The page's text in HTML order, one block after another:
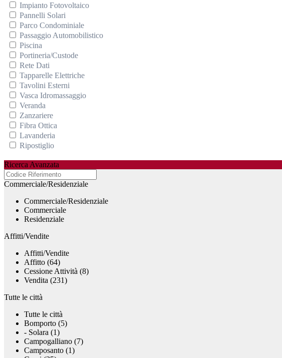
Impianto Fotovoltaico
Pannelli Solari
Parco Condominiale
Passaggio Automobilistico
Piscina
Portineria/Custode
Rete Dati
Tapparelle Elettriche
Tavolini Esterni
Vasca Idromassaggio
Veranda
Zanzariere
Fibra Ottica
Lavanderia
Ripostiglio
Ricerca Avanzata
Commerciale/Residenziale
Commerciale/Residenziale
Commerciale
Residenziale
Affitti/Vendite
Affitti/Vendite
Affitto (64)
Cessione Attività (8)
Vendita (231)
Tutte le città
Tutte le città
Bomporto (5)
- Solara (1)
Campogalliano (7)
Camposanto (1)